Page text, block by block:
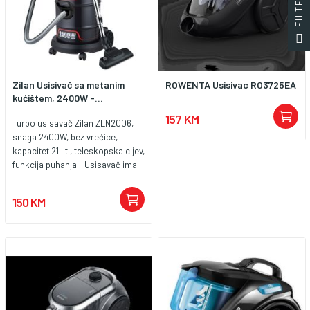
dužina priključnog kabla 6 met.,
razina buke 78 dB(A) Dimenzije
437 x 287 x 300, težina 7.9 kg.
Zilan Usisivač sa metanim
kućištem, 2400W -...
Turbo usisavač Zilan ZLN2006,
snaga 2400W, bez vrećice,
kapacitet 21 lit., teleskopska cijev,
funkcija puhanja - Usisavač ima
je velika i izravno proporcionalna
snazi ​​usisavanja, idealan za tvrde
izdašan, s prostorom za
prljavštinu od 21 čit. i perivim
filtrom koji se može prati nakon
150 KM
ROWENTA Usisivac RO3725EA
157 KM